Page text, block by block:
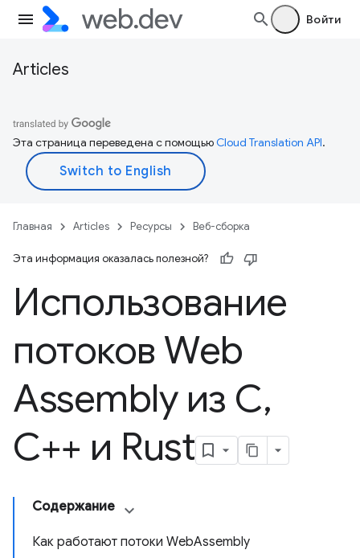
Войти
Articles
Эта страница переведена с помощьюCloud Translation API.
Главная Articles Ресурсы Веб-сборка
Эта информация оказалась полезной?
Использование
потоков Web
Assembly из C,
C++ и Rust
Содержание
Как работают потоки WebAssembly